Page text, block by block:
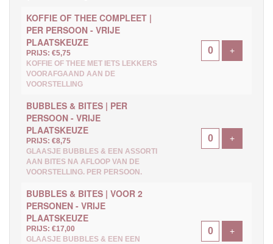
KOFFIE OF THEE COMPLEET |
PER PERSOON - VRIJE
PLAATSKEUZE
PRIJS: €5,75
KOFFIE OF THEE MET IETS LEKKERS
VOORAFGAAND AAN DE
VOORSTELLING
+Voeg
BUBBLES & BITES | PER
PERSOON - VRIJE
PLAATSKEUZE
PRIJS: €8,75
GLAASJE BUBBLES & EEN ASSORTI
AAN BITES NA AFLOOP VAN DE
VOORSTELLING. PER PERSOON.
+Voeg
BUBBLES & BITES | VOOR 2
PERSONEN - VRIJE
PLAATSKEUZE
PRIJS: €17,00
GLAASJE BUBBLES & EEN EEN
+Voeg